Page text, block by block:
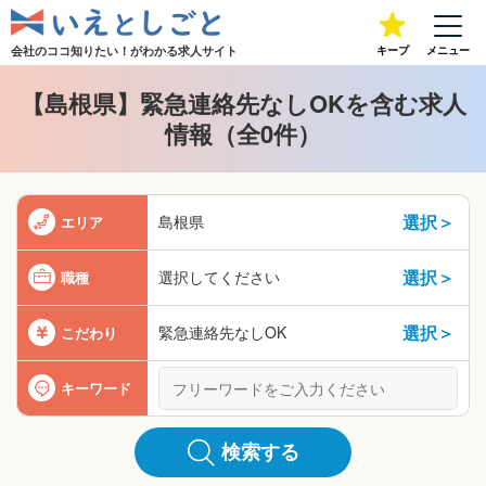
会社のココ知りたい！がわかる求人サイト キープ メニュー
【島根県】緊急連絡先なしOKを含む求人
情報（全0件）
エリア 島根県 選択＞
職種 選択してください 選択＞
こだわり 緊急連絡先なしOK 選択＞
キーワード
検索する